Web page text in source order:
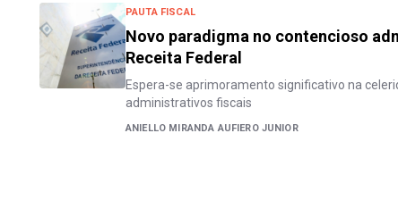
PAUTA FISCAL
Novo paradigma no contencioso
Receita Federal
Espera-se aprimoramento significativo na
administrativos fiscais
ANIELLO MIRANDA AUFIERO JUNIOR